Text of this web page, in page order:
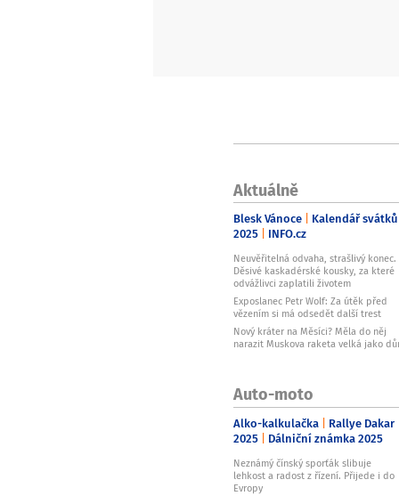
Aktuálně
Blesk Vánoce Kalendář svátků
2025 INFO.cz
Neuvěřitelná odvaha, strašlivý konec.
Děsivé kaskadérské kousky, za které
odvážlivci zaplatili životem
Exposlanec Petr Wolf: Za útěk před
vězením si má odsedět další trest
Nový kráter na Měsíci? Měla do něj
narazit Muskova raketa velká jako
Auto-moto
Alko-kalkulačka Rallye Dakar
2025 Dálniční známka 2025
Neznámý čínský sporťák slibuje
lehkost a radost z řízení. Přijede i do
Evropy